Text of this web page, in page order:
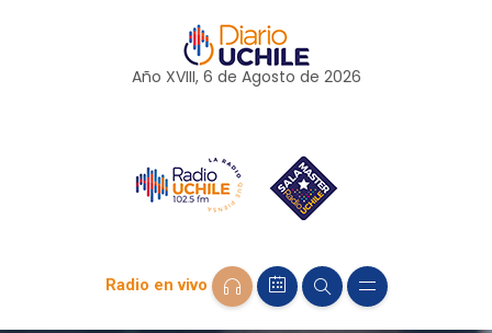
Año XVIII, 6 de Agosto de 2026
Radio en vivo